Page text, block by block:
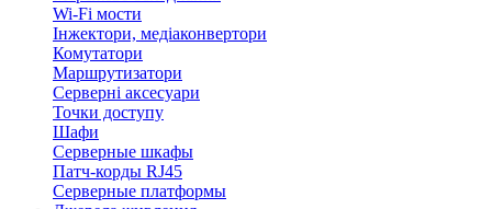
Wi-Fi мости
Інжектори, медіаконвертори
Комутатори
Маршрутизатори
Серверні аксесуари
Точки доступу
Шафи
Серверные шкафы
Патч-корды RJ45
Серверные платформы